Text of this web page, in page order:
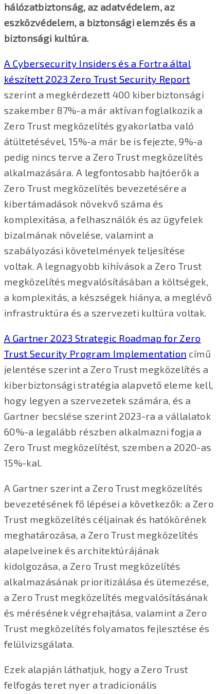
hálózatbiztonság, az adatvédelem, az
eszközvédelem, a biztonsági elemzés és a
biztonsági kultúra.
A Cybersecurity Insiders és a Fortra által
készített 2023 Zero Trust Security Report
szerint a megkérdezett 400 kiberbiztonsági
szakember 87%-a már aktívan foglalkozik a
Zero Trust megközelítés gyakorlatba való
átültetésével, 15%-a már be is fejezte, 9%-a
pedig nincs terve a Zero Trust megközelítés
alkalmazására. A legfontosabb hajtóerők a
Zero Trust megközelítés bevezetésére a
kibertámadások növekvő száma és
komplexitása, a felhasználók és az ügyfelek
bizalmának növelése, valamint a
szabályozási követelmények teljesítése
voltak. A legnagyobb kihívások a Zero Trust
megközelítés megvalósításában a költségek,
a komplexitás, a készségek hiánya, a meglévő
infrastruktúra és a szervezeti kultúra voltak.
A Gartner 2023 Strategic Roadmap for Zero
Trust Security Program Implementation című
jelentése szerint a Zero Trust megközelítés a
kiberbiztonsági stratégia alapvető eleme kell,
hogy legyen a szervezetek számára, és a
Gartner becslése szerint 2023-ra a vállalatok
60%-a legalább részben alkalmazni fogja a
Zero Trust megközelítést, szemben a 2020-as
15%-kal.
A Gartner szerint a Zero Trust megközelítés
bevezetésének fő lépései a következők: a Zero
Trust megközelítés céljainak és hatókörének
meghatározása, a Zero Trust megközelítés
alapelveinek és architektúrájának
kidolgozása, a Zero Trust megközelítés
alkalmazásának prioritizálása és ütemezése,
a Zero Trust megközelítés megvalósításának
és mérésének végrehajtása, valamint a Zero
Trust megközelítés folyamatos fejlesztése és
felülvizsgálata.
Ezek alapján láthatjuk, hogy a Zero Trust
felfogás teret nyer a tradicionális